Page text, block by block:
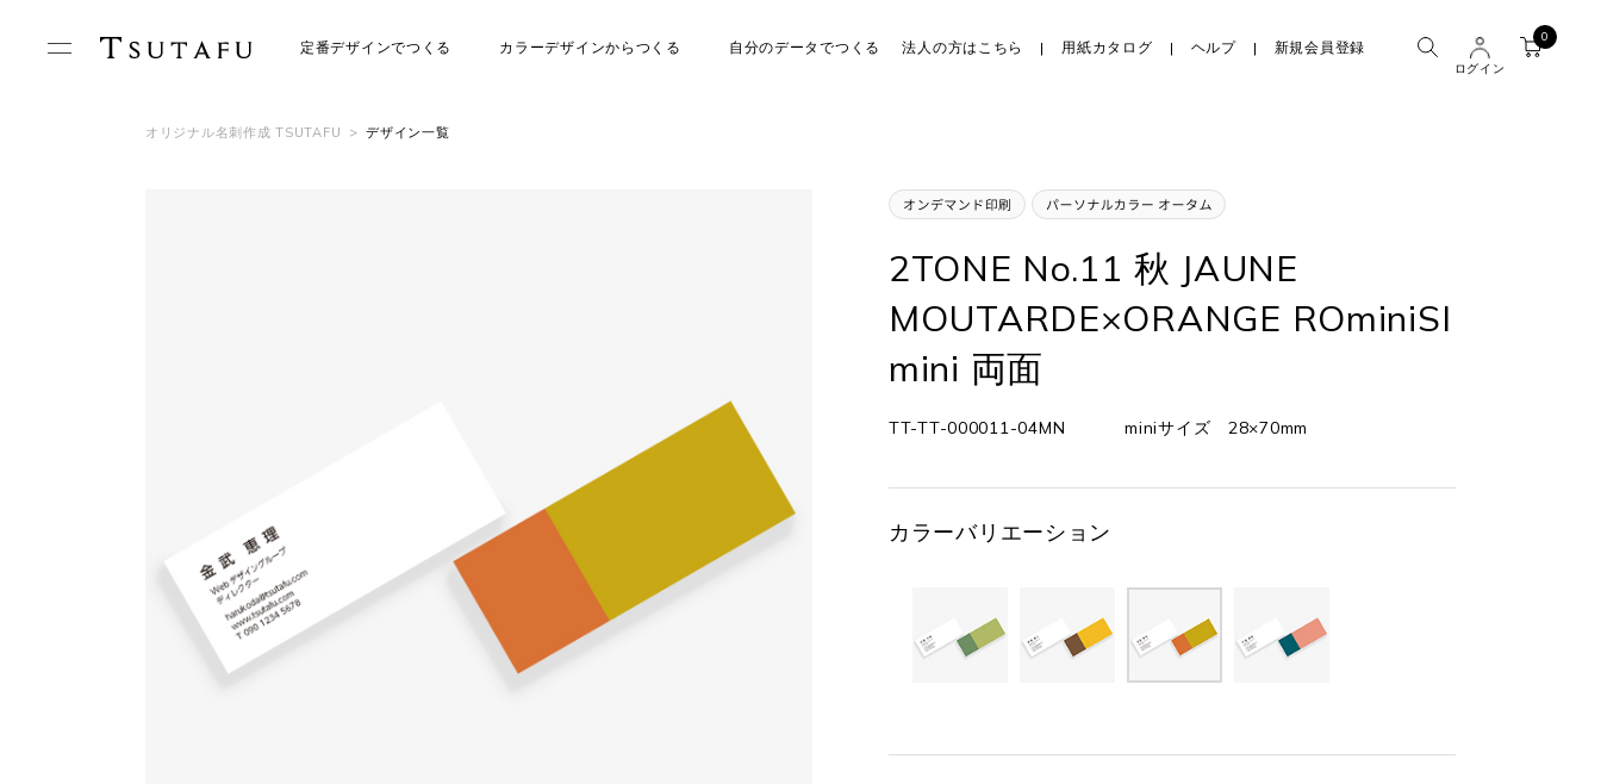
定番デザインでつくる カラーデザインからつくる 自分のデータでつくる 法人の方はこちら 用紙カタログ ヘルプ 新規会員登録
ログイン
0
オリジナル名刺作成 TSUTAFU > デザイン一覧
2TONE No.11 秋 JAUNE
MOUTARDE×ORANGE ROminiSI
mini 両面
TT-TT-000011-04MN miniサイズ 28×70mm
カラーバリエーション